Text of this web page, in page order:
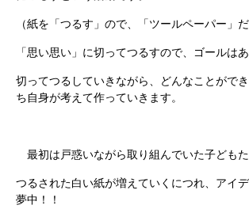
（紙を「つるす」ので、「ツールペーパー」だ
「思い思い」に切ってつるすので、ゴールはあ
切ってつるしていきながら、どんなことがで
ち自身が考えて作っていきます。
最初は戸惑いながら取り組んでいた子どもた
つるされた白い紙が増えていくにつれ、アイ
夢中！！